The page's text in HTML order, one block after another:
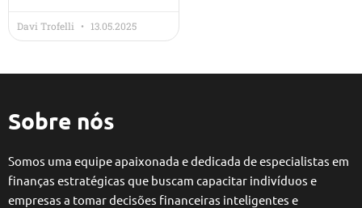
Davi Trofelli 13.05.2025
Sobre nós
Somos uma equipe apaixonada e dedicada de especialistas em
finanças estratégicas que buscam capacitar indivíduos e
empresas a tomar decisões financeiras inteligentes e